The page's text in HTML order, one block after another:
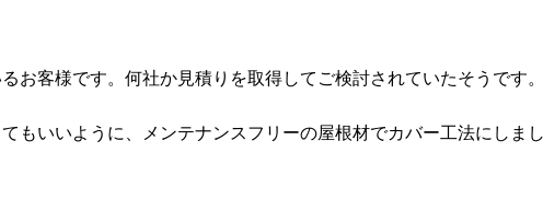
お客様です。何社か見積りを取得してご検討されていたそうです
もいいように、メンテナンスフリーの屋根材でカバー工法にしま